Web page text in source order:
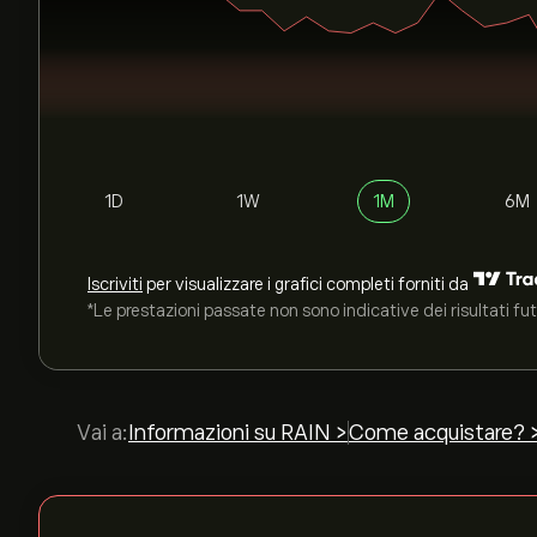
1D 1W 1M 6M
Iscriviti per visualizzare i grafici completi forniti da
*Le prestazioni passate non sono indicative dei risultati
Vai a: Informazioni su RAIN >Come acquistare?